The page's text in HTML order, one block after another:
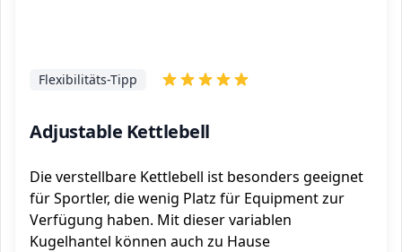
Adjustable Kettlebell
Flexibilitäts-Tipp
Die verstellbare Kettlebell ist besonders geeignet
für Sportler, die wenig Platz für Equipment zur
Verfügung haben. Mit dieser variablen
Kugelhantel können auch zu Hause